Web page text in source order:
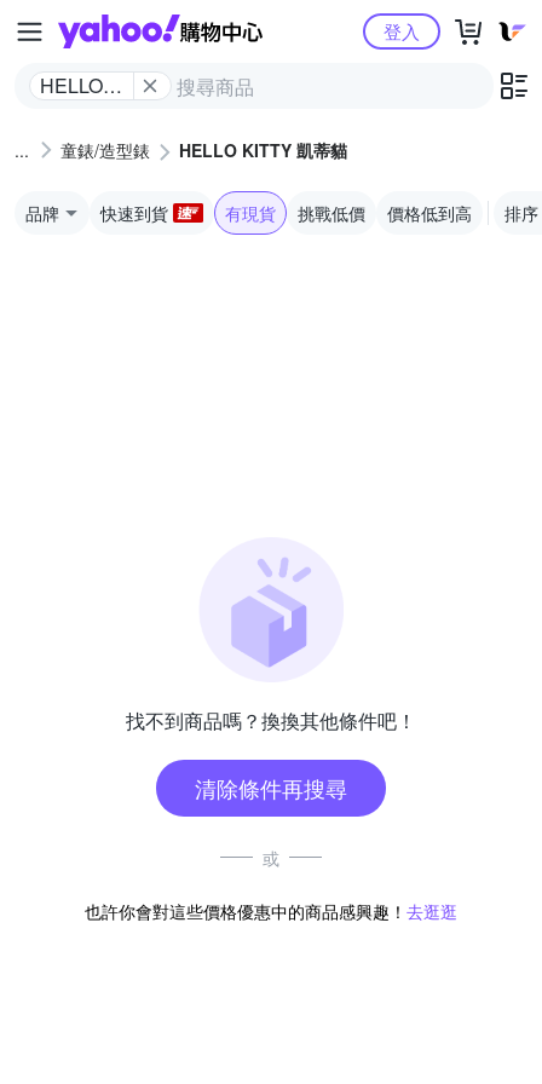
Yahoo購物中心
HELLO
蒂貓
登入
童錶/造型錶 HELLO KITTY 凱蒂貓
品牌 快速到貨 有現貨 挑戰低價 價格低到高 排序
找不到商品嗎？換換其他條件吧！
清除條件再搜尋
或
也許你會對這些價格優惠中的商品感興趣！ 去逛逛